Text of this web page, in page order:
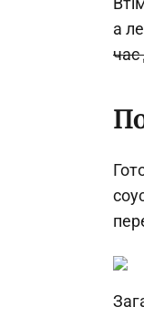
а
час